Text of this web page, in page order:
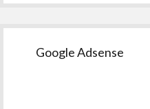
Google Adsense